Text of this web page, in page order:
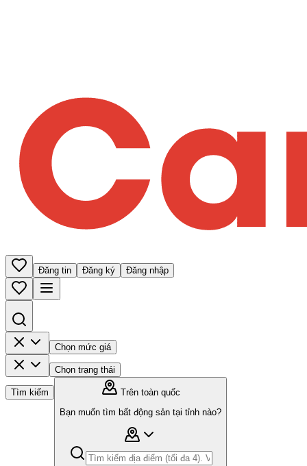
Đăng tin Đăng ký Đăng nhập
Chọn mức giá
Chọn trạng thái
Tìm kiếm
Trên toàn quốc
Bạn muốn tìm bất động sản tại tỉnh nào?